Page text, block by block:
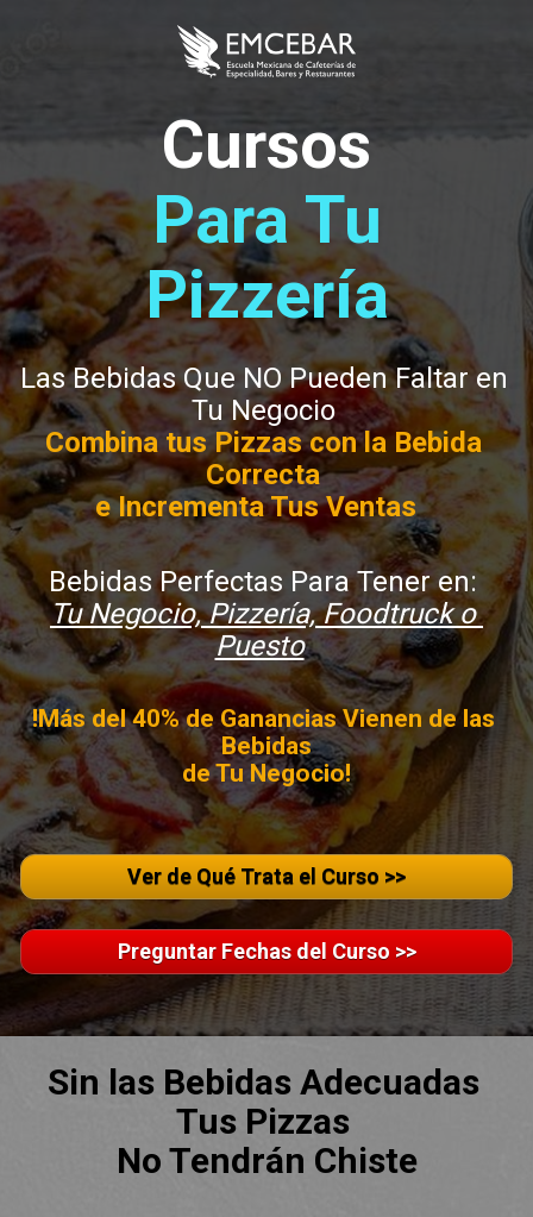
Cursos
Para Tu
Pizzería
Las Bebidas Que NO Pueden Faltar en
Tu Negocio
Combina tus Pizzas con la Bebida
Correcta
e Incrementa Tus Ventas
Tu Negocio, Pizzería, Foodtruck o
Puesto
!Más del 40% de Ganancias Vienen de las
Bebidas
de Tu Negocio!
Ver de Qué Trata el Curso >>
Preguntar Fechas del Curso >>
Sin las Bebidas Adecuadas
Tus Pizzas
No Tendrán Chiste